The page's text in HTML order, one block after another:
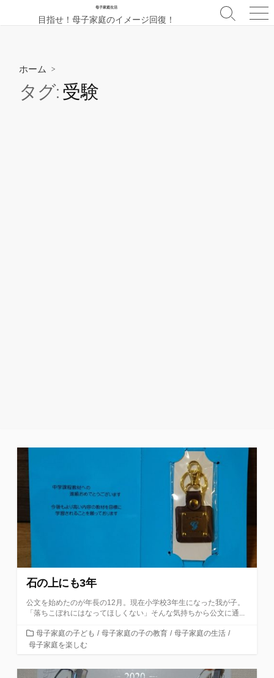
ン
母子家庭生活
目指せ！母子家庭のイメージ回復！
検
メ
ホーム >
タグ:受験
石の上にも3年
公文を始めたのが年長の12月。現在小学校3年生になった我が子。
「落ちこぼれにはなってほしくない」そんな気持ちから公文に通...
カ
テ
リ
母子家庭の子ども / 母子家庭の子の教育 / 母子家庭の生活 /
母子家庭を楽しむ